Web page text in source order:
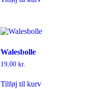
Walesbolle
19,00 kr.
Tilføj til kurv